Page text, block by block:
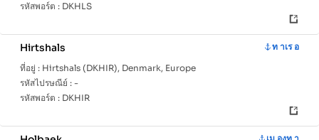
รหัสพอร์ต : DKHLS
Hirtshals
ท าเร อ
ที่อยู่ : Hirtshals (DKHIR), Denmark, Europe
รหัสไปรษณีย์ : -
รหัสพอร์ต : DKHIR